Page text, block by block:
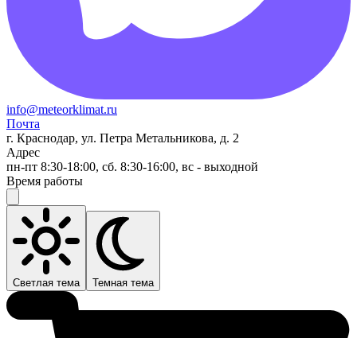
info@meteorklimat.ru
Почта
г. Краснодар, ул. Петра Метальникова, д. 2
Адрес
пн-пт 8:30-18:00, сб. 8:30-16:00, вс - выходной
Время работы
Светлая тема Темная тема